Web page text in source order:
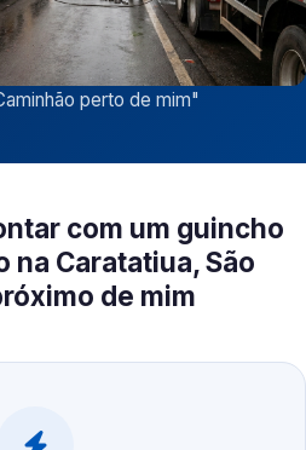
perto de mim"
com um guincho
na Caratatiua, São
de mim